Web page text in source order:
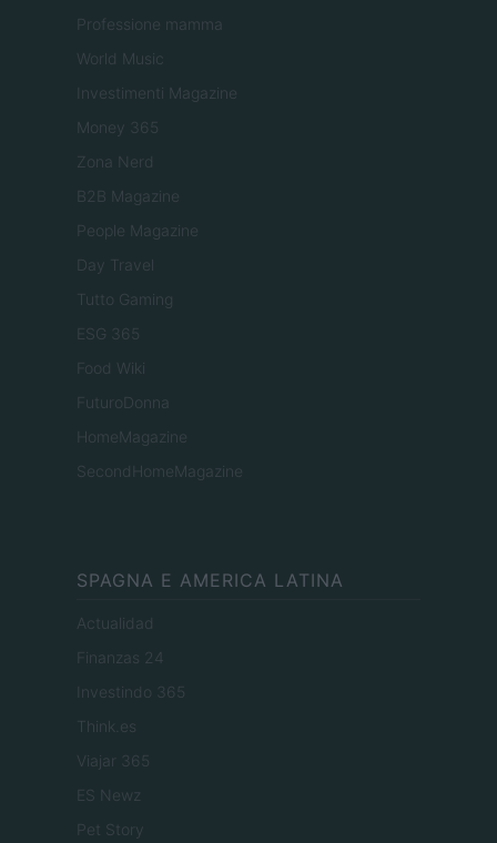
Professione mamma
World Music
Investimenti Magazine
Money 365
Zona Nerd
B2B Magazine
People Magazine
Day Travel
Tutto Gaming
ESG 365
Food Wiki
FuturoDonna
HomeMagazine
SecondHomeMagazine
SPAGNA E AMERICA LATINA
Actualidad
Finanzas 24
Investindo 365
Think.es
Viajar 365
ES Newz
Pet Story